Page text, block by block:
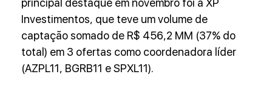
principal destaque em novembro foi a XP
Investimentos, que teve um volume de
captação somado de R$ 456,2 MM (37% do
total) em 3 ofertas como coordenadora líder
(AZPL11, BGRB11 e SPXL11).